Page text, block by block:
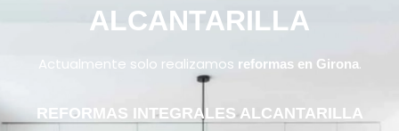
ALCANTARILLA
Actualmente solo realizamos reformas en Girona.
REFORMAS INTEGRALES ALCANTARILLA